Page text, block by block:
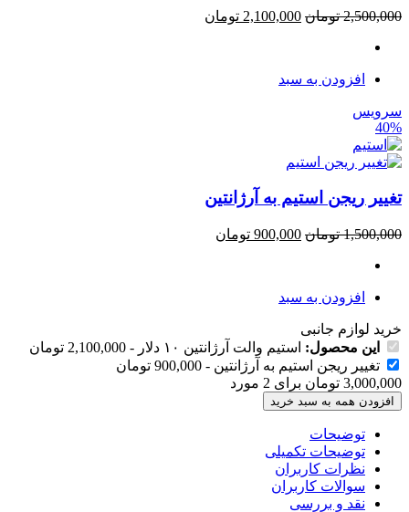
2,500,000 تومان 2,100,000 تومان
افزودن به سبد
سرویس
40%
تغییر ریجن استیم به آرژانتین
1,500,000 تومان 900,000 تومان
افزودن به سبد
خرید لوازم جانبی
این محصول: استیم والت آرژانتین ۱۰ دلار -
2,100,000 تومان
تغییر ریجن استیم به آرژانتین -
900,000 تومان
3,000,000 تومان برای 2 مورد
افزودن همه به سبد خرید
توضیحات
توضیحات تکمیلی
نظرات کاربران
سوالات کاربران
نقد و بررسی